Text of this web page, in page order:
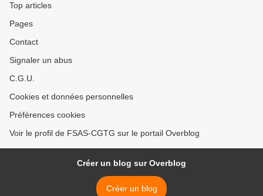
Top articles
Pages
Contact
Signaler un abus
C.G.U.
Cookies et données personnelles
Préférences cookies
Voir le profil de FSAS-CGTG sur le portail Overblog
Créer un blog sur Overblog
Créer un blog